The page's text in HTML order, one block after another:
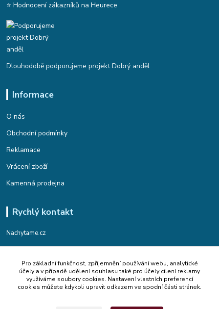
⭐ Hodnocení zákazníků na Heurece
Dlouhodobě podporujeme projekt Dobrý anděl
Informace
O nás
Obchodní podmínky
Reklamace
Vrácení zboží
Kamenná prodejna
Rychlý kontakt
Nachytame.cz
Telefon : +420 774 912 435
(Po-Pá, 9:00-17:00 hod.)
Email : info@nachytame.cz
Pro základní funkčnost, zpříjemnění používání webu, analytické
účely a v případě udělení souhlasu také pro účely cílení reklamy
využíváme soubory cookies. Nastavení vlastních preferencí
cookies můžete kdykoli upravit odkazem ve spodní části stránek.